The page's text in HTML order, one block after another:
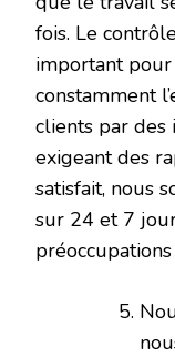
fois. Le
important
constamment
clients par des
exigeant des
satisfait, nous
sur 24 et 7